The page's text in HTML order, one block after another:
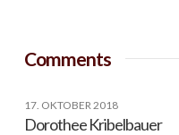
Comments
17. OKTOBER 2018
Dorothee Kribelbauer